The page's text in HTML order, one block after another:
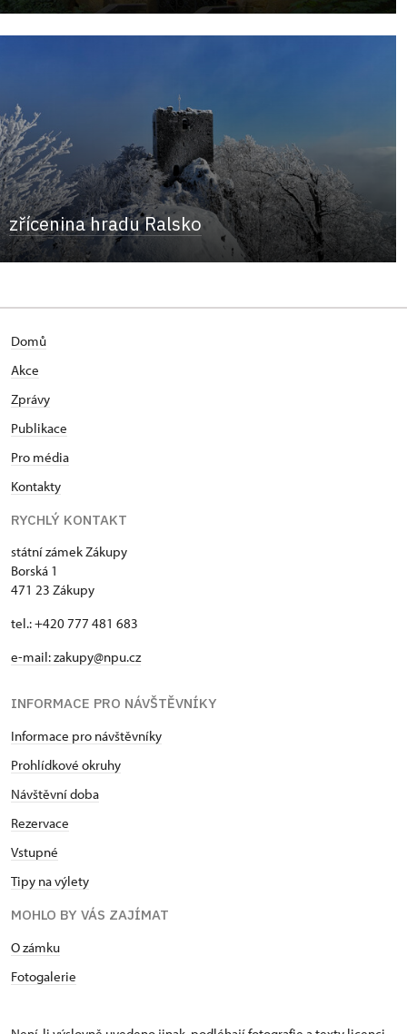
zřícenina hradu Ralsko
Domů
Akce
Zprávy
Publikace
Pro média
Kontakty
RYCHLÝ KONTAKT
státní zámek Zákupy
Borská 1
471 23 Zákupy
tel.: +420 777 481 683
e-mail: zakupy@npu.cz
INFORMACE PRO NÁVŠTĚVNÍKY
Informace pro návštěvníky
Prohlídkové okruhy
Návštěvní doba
Rezervace
Vstupné
Tipy na výlety
MOHLO BY VÁS ZAJÍMAT
O zámku
Fotogalerie